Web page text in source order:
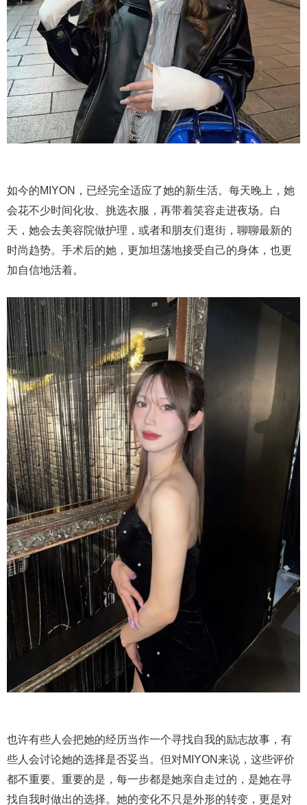
如今的MIYON，已经完全适应了她的新生活。每天晚上，她
会花不少时间化妆、挑选衣服，再带着笑容走进夜场。白
天，她会去美容院做护理，或者和朋友们逛街，聊聊最新的
时尚趋势。手术后的她，更加坦荡地接受自己的身体，也更
加自信地活着。
也许有些人会把她的经历当作一个寻找自我的励志故事，有
些人会讨论她的选择是否妥当。但对MIYON来说，这些评价
都不重要。重要的是，每一步都是她亲自走过的，是她在寻
找自我时做出的选择。她的变化不只是外形的转变，更是对